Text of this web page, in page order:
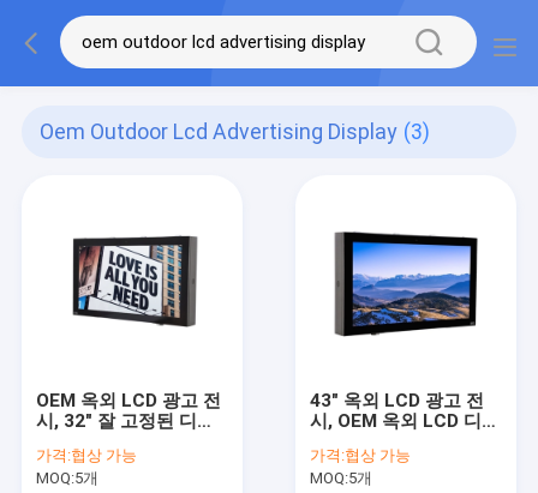
Oem Outdoor Lcd Advertising Display (3)
OEM 옥외 LCD 광고 전
시, 32" 잘 고정된 디지
가격:협상 가능
MOQ:5개
43" 옥외 LCD 광고 전
시, OEM 옥외 LCD 디지
6ms 응답
가격:협상 가능
MOQ:5개